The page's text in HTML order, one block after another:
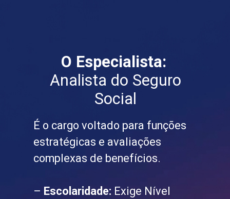
O Especialista:
Analista do Seguro
Social
É o cargo voltado para funções
estratégicas e avaliações
complexas de benefícios.
– Escolaridade: Exige Nível